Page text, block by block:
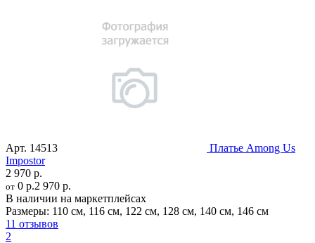
Арт. 14513
Платье Among Us
Impostor
2 970 р.
от 0 р.2 970 р.
В наличии на маркетплейсах
Размеры: 110 см, 116 см, 122 см, 128 см, 140 см, 146 см
11 отзывов
2